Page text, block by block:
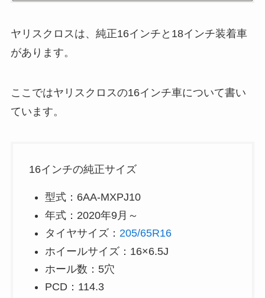
ヤリスクロスは、純正16インチと18インチ装着車
があります。
ここではヤリスクロスの16インチ車について書い
ています。
16インチの純正サイズ
型式：6AA-MXPJ10
年式：2020年9月～
タイヤサイズ： 205/65R16
ホイールサイズ：16×6.5J
ホール数：5穴
PCD：114.3